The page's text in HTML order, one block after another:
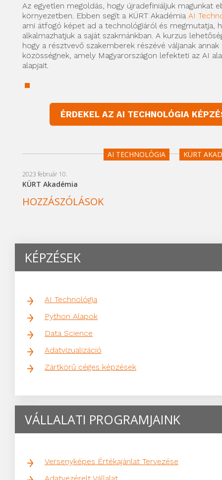
Az egyetlen megoldás, hogy újradefiniáljuk magunkat
környezetben. Ebben segít a KÜRT Akadémia AI
ami átfogó képet ad a technológiáról és megmutatja,
alkalmazhatjuk a saját szakmánkban. A kurzus
hogy a résztvevő szakemberek részévé váljanak annak
közösségnek, amely Magyarországon lefekteti az AI
alapjait.
ÉRDEKEL AZ AI TECHNOLÓGIA
2023 február 10.
KÜRT Akadémia
AI TECHNOLÓGIA KÜRT
HOZZÁSZÓLÁSOK
KÉPZÉSEK
AI Technológia
Python Alapok
Data Science
Adatvizualizáció
Zártkörű céges képzések
VÁLLALATI PROGRAMJAINK
Versenyképes Értékajánlat Tervezése